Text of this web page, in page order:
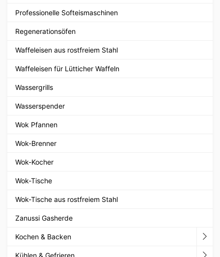
Professionelle Softeismaschinen
Regenerationsöfen
Waffeleisen aus rostfreiem Stahl
Waffeleisen für Lütticher Waffeln
Wassergrills
Wasserspender
Wok Pfannen
Wok-Brenner
Wok-Kocher
Wok-Tische
Wok-Tische aus rostfreiem Stahl
Zanussi Gasherde
Kochen & Backen
Kühlen & Gefrieren